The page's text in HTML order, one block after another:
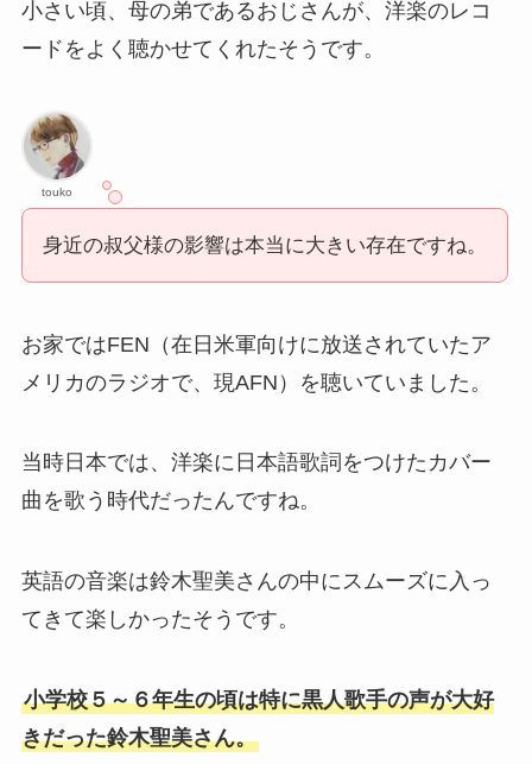
小さい頃、母の弟であるおじさんが、洋楽のレコ
ードをよく聴かせてくれたそうです。
touko
身近の叔父様の影響は本当に大きい存在ですね。
お家ではFEN（在日米軍向けに放送されていたア
メリカのラジオで、現AFN）を聴いていました。
当時日本では、洋楽に日本語歌詞をつけたカバー
曲を歌う時代だったんですね。
英語の音楽は鈴木聖美さんの中にスムーズに入っ
てきて楽しかったそうです。
小学校５～６年生の頃は特に黒人歌手の声が大好
きだった鈴木聖美さん。